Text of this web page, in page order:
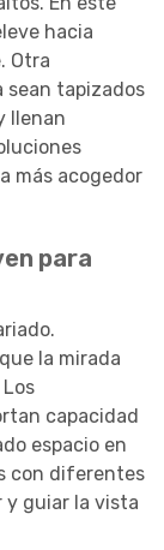
hacia
Otra
sean tapizados
llenan
más acogedor
para
la mirada
capacidad
espacio en
con diferentes
y guiar la vista